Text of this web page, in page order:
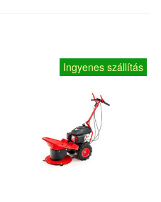
Ingyenes szállítás